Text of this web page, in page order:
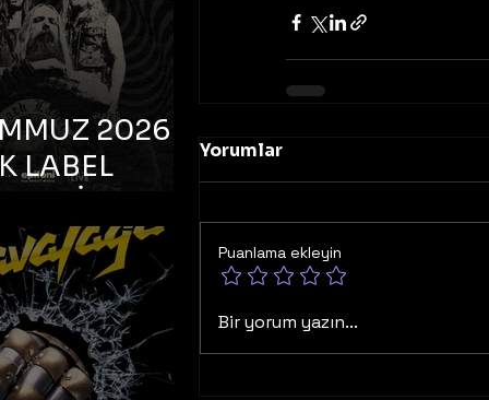
Yorumlar
Puanlama ekleyin
Bir yorum yazın...
2026 –
LABEL
– İstanbul,
Park